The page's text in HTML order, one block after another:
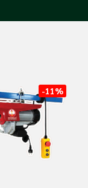
-11%